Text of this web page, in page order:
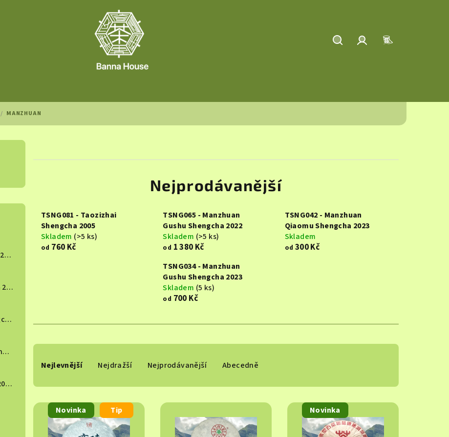
/ MANZHUAN
TSHU004 - Jingmai Dashu Shucha 2013
TSHU005 - Menghai Dashu Shucha 2015
THNG033 - Nannuo Huangye Hongcha 2024
TSNG076 - Qingshuihe Gushu Shengcha 2024
TBAI024 - Manwa Yesheng Yabao 2025
Nejprodávanější
TSNG081 - Taozizhai
Shengcha 2005
Skladem (>5 ks)
od 760 Kč
TSNG065 - Manzhuan
Gushu Shengcha 2022
Skladem (>5 ks)
od 1 380 Kč
TSNG042 - Manzhuan
Qiaomu Shengcha 2023
Skladem
od 300 Kč
TSNG034 - Manzhuan
Gushu Shengcha 2023
Skladem (5 ks)
od 700 Kč
Ř
a
z
e
Nejlevnější Nejdražší Nejprodávanější Abecedně
V
Novinka Tip Novinka